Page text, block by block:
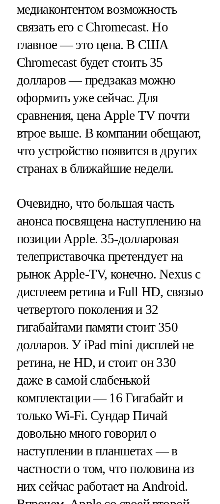
медиаконтентом возможность
связать его с Chromecast. Но
главное — это цена. В США
Chromecast будет стоить 35
долларов — предзаказ можно
оформить уже сейчас. Для
сравнения, цена Apple TV почти
втрое выше. В компании обещают,
что устройство появится в других
странах в ближайшие недели.
Очевидно, что большая часть
анонса посвящена наступлению на
позиции Apple. 35-долларовая
телеприставочка претендует на
рынок Apple-TV, конечно. Nexus с
дисплеем ретина и Full HD, связью
четвертого поколения и 32
гигабайтами памяти стоит 350
долларов. У iPad mini дисплей не
ретина, не HD, и стоит он 330
даже в самой слабенькой
комплектации — 16 Гигабайт и
только Wi-Fi. Сундар Пичай
довольно много говорил о
наступлении в планшетах — в
частности о том, что половина из
них сейчас работает на Android.